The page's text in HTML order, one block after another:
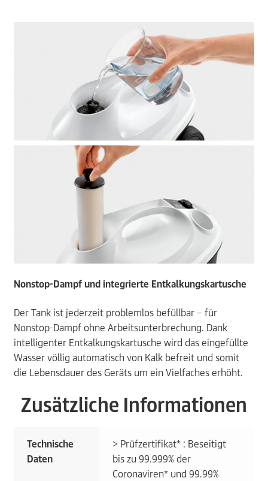
Nonstop-Dampf und integrierte Entkalkungskartusche
Der Tank ist jederzeit problemlos befüllbar – für
Nonstop-Dampf ohne Arbeitsunterbrechung. Dank
intelligenter Entkalkungskartusche wird das eingefüllte
Wasser völlig automatisch von Kalk befreit und somit
die Lebensdauer des Geräts um ein Vielfaches erhöht.
Zusätzliche Informationen
Technische
Daten
> Prüfzertifikat* : Beseitigt
bis zu 99.999% der
Coronaviren* und 99.99%